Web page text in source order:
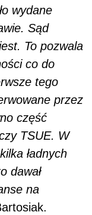
wydane
Sąd
To pozwala
co do
tego
przez
część
TSUE. W
ładnych
dawał
na